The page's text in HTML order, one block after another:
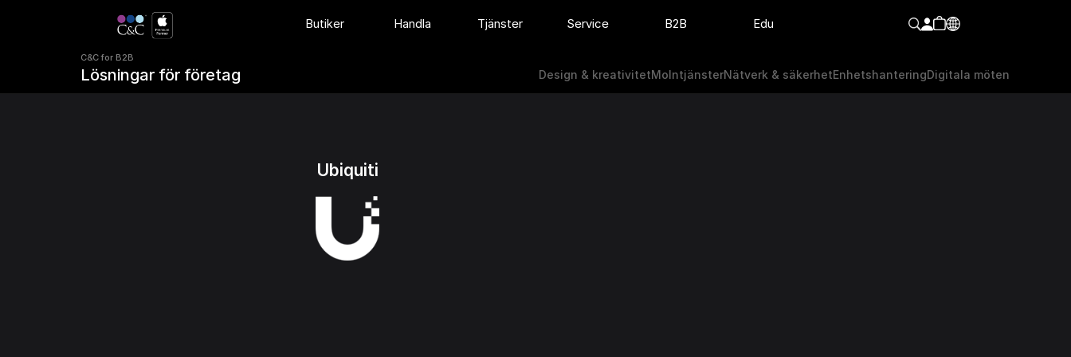
Ubiquiti
Butiker Handla Tjänster Service B2B Edu
C&C for B2B
Lösningar för företag Design & kreativitetMolntjänsterNätverk & säkerhetEnhetshanteringDigitala möten
C&C for B2B
Lösningar för företag Design & kreativitet Molntjänster Nätverk & säkerhet EnhetshanteringDigitala möten